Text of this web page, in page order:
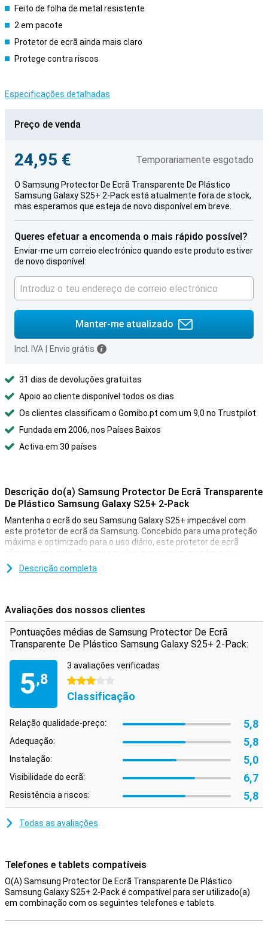
Feito de folha de metal resistente
2 em pacote
Protetor de ecrã ainda mais claro
Protege contra riscos
Especificações detalhadas
Preço de venda
24,95 € Temporariamente esgotado
O Samsung Protector De Ecrã Transparente De Plástico
Samsung Galaxy S25+ 2-Pack está atualmente fora de stock,
mas esperamos que esteja de novo disponível em breve.
Queres efetuar a encomenda o mais rápido possível?
Enviar-me um correio electrónico quando este produto estiver
de novo disponível:
Manter-me atualizado
Incl. IVA Envio grátis
31 dias de devoluções gratuitas
Apoio ao cliente disponível todos os dias
Os clientes classificam o Gomibo.pt com um 9,0 no Trustpilot
Fundada em 2006, nos Países Baixos
Activa em 30 países
Descrição do(a) Samsung Protector De Ecrã Transparente
De Plástico Samsung Galaxy S25+ 2-Pack
Mantenha o ecrã do seu Samsung Galaxy S25+ impecável com
este protetor de ecrã da Samsung. Concebido para uma proteção
máxima e optimizado para o uso diário, este protetor de ecrã
oferece uma solução para aqueles que querem manter o seu
smartphone nas melhores condições.
condições de iluminação. Graças ao avançado revestimento
antirreflexo, o brilho é reduzido e o contraste é melhorado, mesmo
sob luz solar direta. Ideal para ver vídeos, ler mensagens ou
trabalhar em movimento, sem que a luz o distraia.
Super resistente a riscos e poeira
Este protetor de ecrã oferece uma excelente proteção contra
riscos e sujidade. Quer guarde frequentemente o telemóvel na
mala ou o utilize intensivamente, o ecrã permanecerá livre de
danos e partículas de pó.
Compatibilidade com impressões digitais ultra-sónicas
Não se preocupe com a segurança do seu telemóvel. Este protetor
perfeitamente com o scanner de impressões digitais ultrassónico
do seu Samsung Galaxy S25+. Isto permite-lhe desbloquear o seu
dispositivo de forma rápida, segura e sem complicações, sem
Descrição completa
Avaliações dos nossos clientes
Pontuações médias de Samsung Protector De Ecrã
Transparente De Plástico Samsung Galaxy S25+ 2-Pack:
5,8
3 avaliações verificadas
3 estrelas
Classificação
Relação qualidade-preço: 5,8
Adequação: 5,8
Instalação: 5,0
Visibilidade do ecrã: 6,7
Resistência a riscos: 5,8
Todas as avaliações
Telefones e tablets compatíveis
O(A) Samsung Protector De Ecrã Transparente De Plástico
Samsung Galaxy S25+ 2-Pack é compatível para ser utilizado(a)
em combinação com os seguintes telefones e tablets.